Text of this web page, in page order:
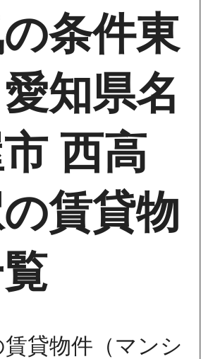
条件東
愛知県名
西高
賃貸物
貸物件（マンシ